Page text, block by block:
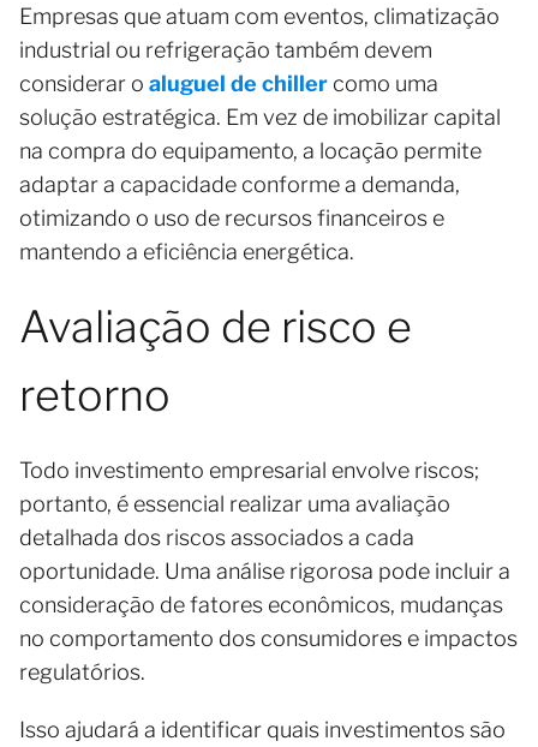
Empresas que atuam com eventos, climatização
industrial ou refrigeração também devem
considerar o aluguel de chiller como uma
solução estratégica. Em vez de imobilizar capital
na compra do equipamento, a locação permite
adaptar a capacidade conforme a demanda,
otimizando o uso de recursos financeiros e
mantendo a eficiência energética.
Avaliação de risco e
retorno
Todo investimento empresarial envolve riscos;
portanto, é essencial realizar uma avaliação
detalhada dos riscos associados a cada
oportunidade. Uma análise rigorosa pode incluir a
consideração de fatores econômicos, mudanças
no comportamento dos consumidores e impactos
regulatórios.
Isso ajudará a identificar quais investimentos são